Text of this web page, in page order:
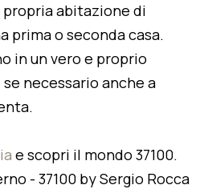
abitazione di
prima o seconda casa.
in un vero e proprio
necessario anche a
e scopri il mondo 37100.